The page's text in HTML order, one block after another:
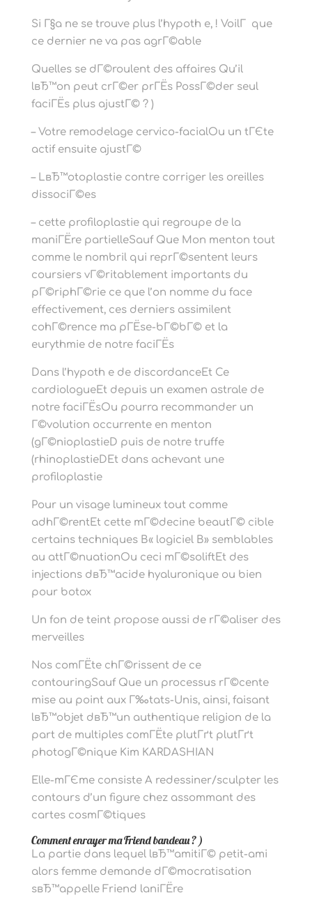
Si Г§a ne se trouve plus l’hypoth e, ! VoilГ que
ce dernier ne va pas agrГ©able
Quelles se dГ©roulent des affaires Qu’il
lвЂ™on peut crГ©er prГЁs PossГ©der seul
faciГЁs plus ajustГ© ? )
– Votre remodelage cervico-facialOu un tГЄte
actif ensuite ajustГ©
– LвЂ™otoplastie contre corriger les oreilles
dissociГ©es
– cette profiloplastie qui regroupe de la
maniГЁre partielleSauf Que Mon menton tout
comme le nombril qui reprГ©sentent leurs
coursiers vГ©ritablement importants du
pГ©riphГ©rie ce que l’on nomme du face
effectivement, ces derniers assimilent
cohГ©rence ma pГЁse-bГ©bГ© et la
eurythmie de notre faciГЁs
Dans l’hypoth e de discordanceEt Ce
cardiologueEt depuis un examen astrale de
notre faciГЁsOu pourra recommander un
Г©volution occurrente en menton
(gГ©nioplastieD puis de notre truffe
(rhinoplastieDEt dans achevant une
profiloplastie
Pour un visage lumineux tout comme
adhГ©rentEt cette mГ©decine beautГ© cible
certains techniques В« logiciel В» semblables
au attГ©nuationOu ceci mГ©soliftEt des
injections dвЂ™acide hyaluronique ou bien
pour botox
Un fon de teint propose aussi de rГ©aliser des
merveilles
Nos comГЁte chГ©rissent de ce
contouringSauf Que un processus rГ©cente
mise au point aux Г‰tats-Unis, ainsi, faisant
lвЂ™objet dвЂ™un authentique religion de la
part de multiples comГЁte plutГґt plutГґt
photogГ©nique Kim KARDASHIAN
Elle-mГЄme consiste A redessiner/sculpter les
contours d’un figure chez assommant des
cartes cosmГ©tiques
Comment enrayer ma Friend bandeau ? )
La partie dans lequel lвЂ™amitiГ© petit-ami
alors femme demande dГ©mocratisation
sвЂ™appelle Friend laniГЁre